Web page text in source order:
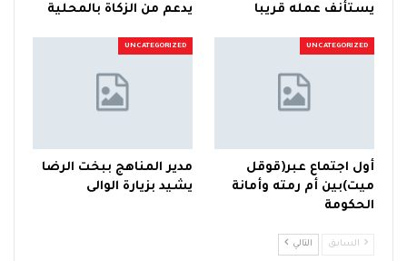
يستأنف عمله قريبا
يدعم من الزكاة بالمحلية
UNCATEGORIZED
أول اجتماع عبر(قوقل
ميت)بين أم رمته وأمانة
الحكومة
UNCATEGORIZED
مدير المناهج ببخت الرضا
يشيد بزيارة الوالى
السابق التالي